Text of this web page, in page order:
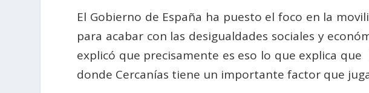
El Gobierno de España ha puesto el foco en la
para acabar con las desigualdades sociales y
explicó que precisamente es eso lo que explica
donde Cercanías tiene un importante factor que